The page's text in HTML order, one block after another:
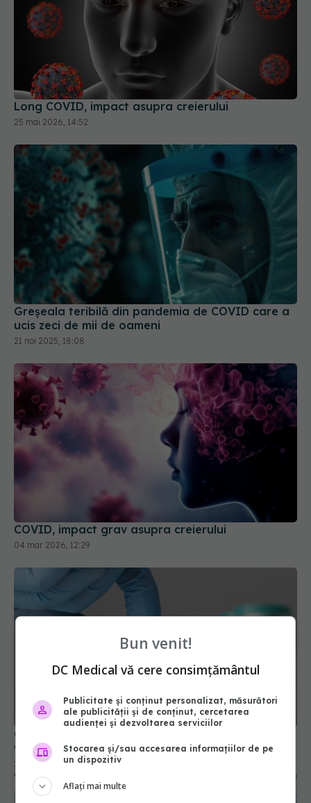
Long COVID, impact asupra creierului
25 mai 2026, 14:52
Greșeala teribilă din pandemia de COVID care a
ucis zeci de mii de oameni
21 noi 2025, 18:08
COVID, impact grav asupra creierului
04 mar 2026, 12:29
Canada anulează acordul pentru fabricarea
vaccinurilor Novavax Covid-19
12 mar 2025, 09:37
Bun venit!
DC Medical vă cere consimțământul
Publicitate și conținut personalizat, măsurători
ale publicității și de conținut, cercetarea
audienței și dezvoltarea serviciilor
Stocarea și/sau accesarea informațiilor de pe
un dispozitiv
Aflați mai multe